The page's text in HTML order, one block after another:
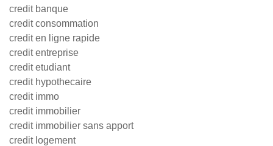
credit banque
credit consommation
credit en ligne rapide
credit entreprise
credit etudiant
credit hypothecaire
credit immo
credit immobilier
credit immobilier sans apport
credit logement